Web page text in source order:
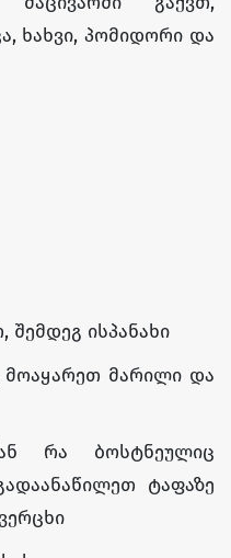
ხახვი, პომიდორი და
შემდეგ ისპანახი
მოაყარეთ მარილი და
რა ბოსტნეულიც
ტაფაზე